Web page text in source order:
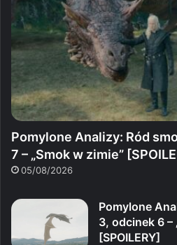
Pomylone Analizy: Ród
7 – „Smok w zimie”
05/08/2026
Pomylone
3, odcinek 6 –
[SPOILERY]